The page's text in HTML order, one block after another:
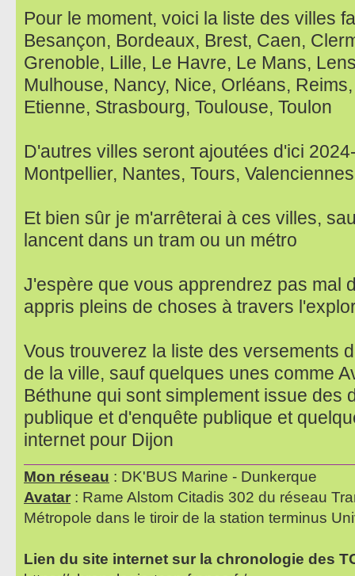
Pour le moment, voici la liste des villes
Besançon, Bordeaux, Brest, Caen,
Grenoble, Lille, Le Havre, Le Mans,
Mulhouse, Nancy, Nice, Orléans,
Etienne, Strasbourg, Toulouse, Toulon
D'autres villes seront ajoutées d'ici
Montpellier, Nantes, Tours, Valenciennes
Et bien sûr je m'arrêterai à ces villes,
lancent dans un tram ou un métro
J'espère que vous apprendrez pas mal
appris pleins de choses à travers
Vous trouverez la liste des versements
de la ville, sauf quelques unes comme
Béthune qui sont simplement issue des
publique et d'enquête publique et
internet pour Dijon
Mon réseau : DK'BUS Marine - Dunkerque
Avatar : Rame Alstom Citadis 302 du réseau
Métropole dans le tiroir de la station terminus
Lien du site internet sur la chronologie des